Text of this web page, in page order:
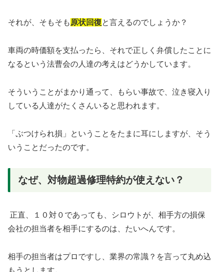
それが、そもそも 原状回復と言えるのでしょうか？
車両の時価額を支払ったら、それで正しく弁償したことに
なるという法曹会の人達の考えはどうかしています。
そういうことがまかり通って、もらい事故で、泣き寝入り
している人達がたくさんいると思われます。
「ぶつけられ損」
ということをたまに耳にしますが、そう
いうことだったのです。
なぜ、対物超過修理特約が使えない？
正直、１０対０であっても、シロウトが、相手方の損保
会社の担当者を相手にするのは、たいへんです。
相手の担当者はプロですし、業界の常識？を言って丸め込
もうとします。